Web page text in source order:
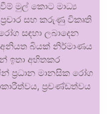
මුල් කොට මාධ්‍ය
සහ කරුණු විකෘති
සඳහා ලබාදෙන
බියක් නිර්මාණය
ඉතා අහිතකර
ප්‍රධාන මානසික රෝග
ප්‍රචණ්ඩත්වය